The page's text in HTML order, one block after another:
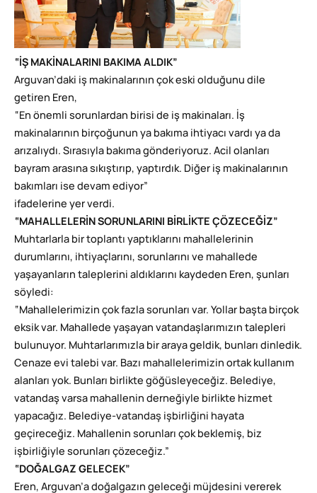
“İŞ MAKİNALARINI BAKIMA ALDIK”
Arguvan’daki iş makinalarının çok eski olduğunu dile
getiren Eren,
“En önemli sorunlardan birisi de iş makinaları. İş
makinalarının birçoğunun ya bakıma ihtiyacı vardı ya da
arızalıydı. Sırasıyla bakıma gönderiyoruz. Acil olanları
bayram arasına sıkıştırıp, yaptırdık. Diğer iş makinalarının
bakımları ise devam ediyor”
ifadelerine yer verdi.
“MAHALLELERİN SORUNLARINI BİRLİKTE ÇÖZECEĞİZ”
Muhtarlarla bir toplantı yaptıklarını mahallelerinin
durumlarını, ihtiyaçlarını, sorunlarını ve mahallede
yaşayanların taleplerini aldıklarını kaydeden Eren, şunları
söyledi:
“Mahallelerimizin çok fazla sorunları var. Yollar başta birçok
eksik var. Mahallede yaşayan vatandaşlarımızın talepleri
bulunuyor. Muhtarlarımızla bir araya geldik, bunları dinledik.
Cenaze evi talebi var. Bazı mahallelerimizin ortak kullanım
alanları yok. Bunları birlikte göğüsleyeceğiz. Belediye,
vatandaş varsa mahallenin derneğiyle birlikte hizmet
yapacağız. Belediye-vatandaş işbirliğini hayata
geçireceğiz. Mahallenin sorunları çok beklemiş, biz
işbirliğiyle sorunları çözeceğiz.”
“DOĞALGAZ GELECEK”
Eren, Arguvan’a doğalgazın geleceği müjdesini vererek